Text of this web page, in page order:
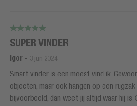
SUPER VINDER
Igor - 3 jun 2024
Smart vinder is een moest vind ik.
objecten, maar ook hangen op een rugzak
bijvoorbeeld, dan weet jij altijd waar hij is